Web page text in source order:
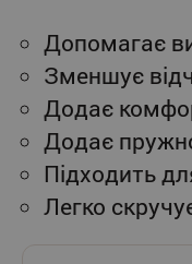
Допомагає
Зменшує
Додає
Додає
Підходить
Легко